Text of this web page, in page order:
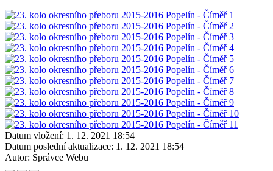
Datum vložení: 1. 12. 2021 18:54
Datum poslední aktualizace: 1. 12. 2021 18:54
Autor: Správce Webu